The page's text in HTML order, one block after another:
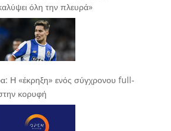
όλη την πλευρά»
Η «έκρηξη» ενός σύγχρονου full-
κορυφή